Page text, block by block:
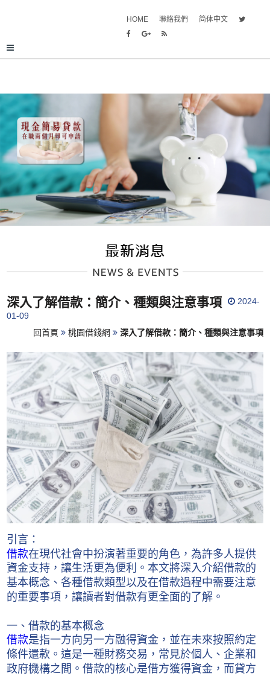
HOME 聯絡我們 简体中文
深入了解借款：簡介、種類與注意事項
2024-
01-09
回首頁
桃園借錢網 深入了解借款：簡介、種類與注意事項
引言：
借款在現代社會中扮演著重要的角色，為許多人提供
資金支持，讓生活更為便利。本文將深入介紹借款的
基本概念、各種借款類型以及在借款過程中需要注意
的重要事項，讓讀者對借款有更全面的了解。
一、借款的基本概念
借款是指一方向另一方融得資金，並在未來按照約定
條件還款。這是一種財務交易，常見於個人、企業和
政府機構之間。借款的核心是借方獲得資金，而貸方